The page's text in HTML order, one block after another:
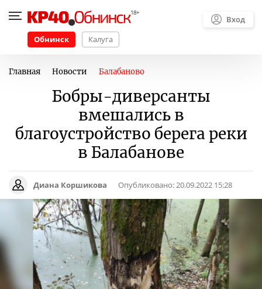
Обнинск Калуга
Вход
Главная Новости Балабаново
Бобры-диверсанты
вмешались в
благоустройство берега реки
в Балабанове
Диана Коршикова Опубликовано:20.09.2022 15:28